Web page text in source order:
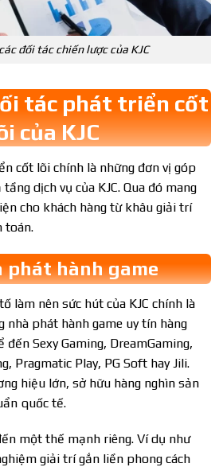
đối tác chiến lược của KJC
tác phát triển cốt
của KJC
cốt lõi chính là những đơn vị góp
dịch vụ của KJC. Qua đó mang
cho khách hàng từ khâu giải trí
toán.
phát hành game
làm nên sức hút của KJC chính là
nhà phát hành game uy tín hàng
Sexy Gaming, DreamGaming,
Pragmatic Play, PG Soft hay Jili.
hiệu lớn, sở hữu hàng nghìn sản
quốc tế.
một thế mạnh riêng. Ví dụ như
giải trí gắn liền phong cách